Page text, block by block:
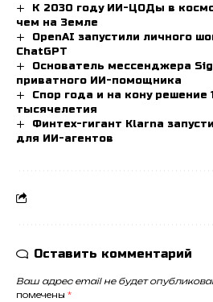
К 2030 году ИИ-ЦОДы в
чем на Земле
OpenAI запустили личного
ChatGPT
Основатель мессенджера
приватного ИИ-помощника
Спор года и на кону решение
тысячелетия
Финтех-гигант Klarna
для ИИ-агентов
Оставить комментарий
Ваш адрес email не будет
помечены *